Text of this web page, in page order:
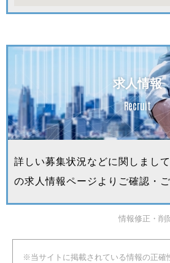
求人情報
Recruit
詳しい募集状況などに関しまし
の求人情報ページよりご確認・
情報修正・削
※当サイトに掲載されている情報の正確